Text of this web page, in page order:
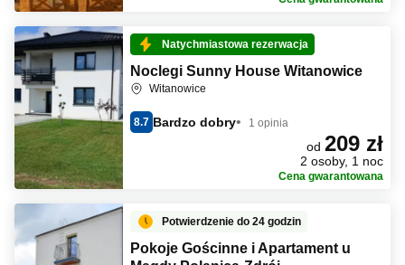
Natychmiastowa rezerwacja
Noclegi Sunny House Witanowice
Witanowice
8.7 Bardzo dobry 1 opinia
od 209 zł
2 osoby, 1 noc
Cena gwarantowana
Potwierdzenie do 24 godzin
Pokoje Gościnne i Apartament u